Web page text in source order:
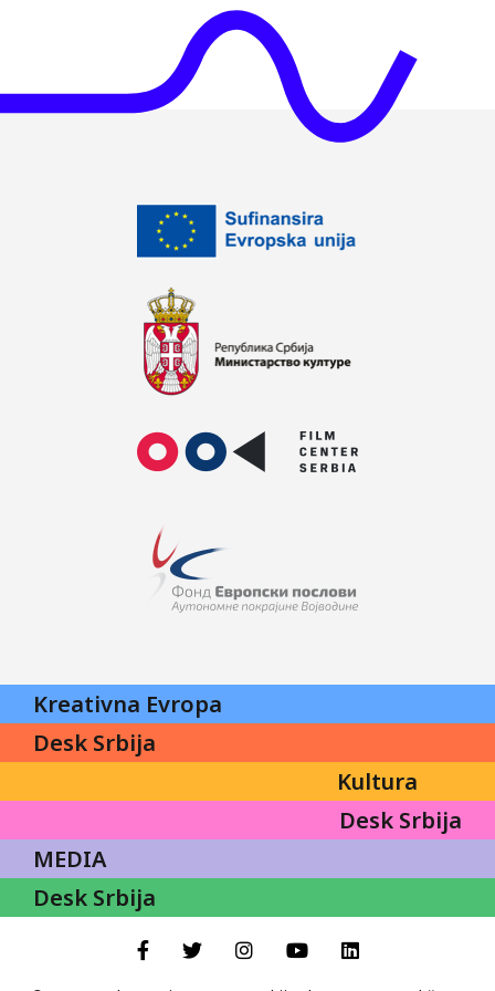
Kreativna Evropa
Kultura
MEDIA
Desk Srbija
Desk Srbija
Desk Srbija
FacebookTwitterInstagramYouTubeLinkedIn